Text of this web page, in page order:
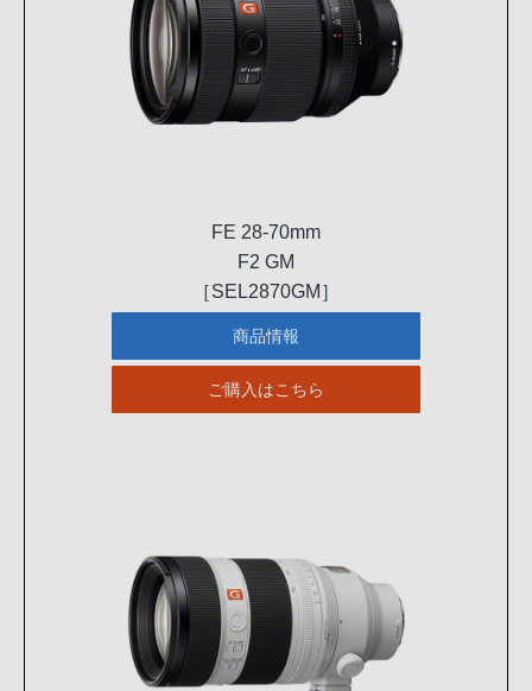
FE 28-70mm
F2 GM
［SEL2870GM］
商品情報
ご購入はこちら